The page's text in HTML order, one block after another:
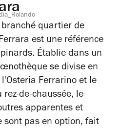
quartier de
est une référence
Établie dans un
se divise en
Ferrarino et le
de-chaussée, le
apparentes et
sont pas en option, fait